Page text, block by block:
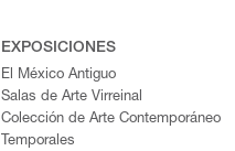
EXPOSICIONES
El México Antiguo
Salas de Arte Virreinal
Colección de Arte Contemporáneo
Temporales